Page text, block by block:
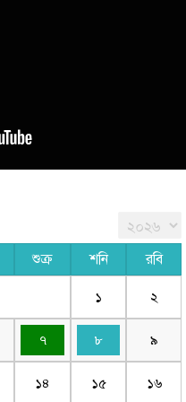
শুক্র শনি রবি
১ ২
৭ ৮ ৯
১৪ ১৫ ১৬